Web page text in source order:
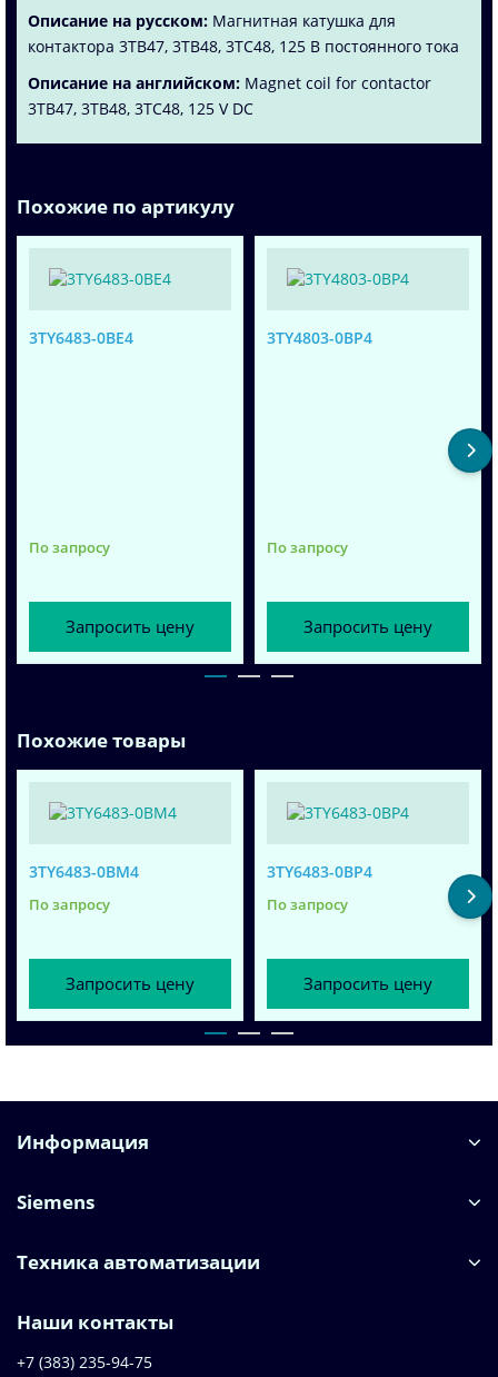
Описание на русском: Магнитная катушка для
контактора 3TB47, 3TB48, 3TC48, 125 В постоянного тока
Описание на английском: Magnet coil for contactor
3TB47, 3TB48, 3TC48, 125 V DC
Похожие по артикулу
3TY6483-0BE4
По запросу
Запросить цену
3TY4803-0BP4
По запросу
Запросить цену
Похожие товары
3TY6483-0BM4
По запросу
Запросить цену
3TY6483-0BP4
По запросу
Запросить цену
Информация
Siemens
Техника автоматизации
Наши контакты
+7 (383) 235-94-75